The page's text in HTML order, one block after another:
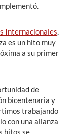
Internacionales
es un hito muy
a su primer
de
bicentenaria y
trabajando
con una alianza
hitos se